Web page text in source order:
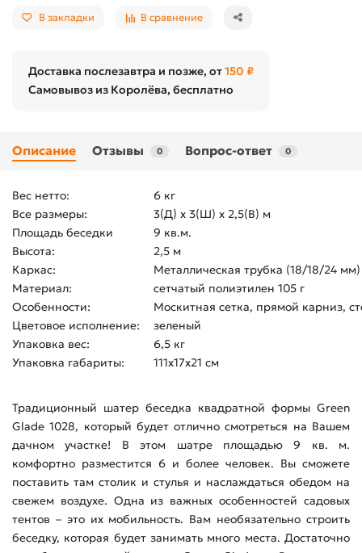
В закладки В сравнение
Доставка послезавтра и позже, от150 ₽
Самовывоз из Королёва, бесплатно
Описание Отзывы 0 Вопрос-ответ 0
Вес нетто:
6 кг
Все размеры:
3(Д) х 3(Ш) х 2,5(В) м
Площадь беседки
9 кв.м.
Высота:
2,5 м
Каркас:
Металлическая трубка (18/18/24 мм)
Материал:
сетчатый полиэтилен 105 г
Особенности:
Москитная сетка, прямой карниз,
Цветовое исполнение:
зеленый
Упаковка вес:
6,5 кг
Упаковка габариты:
111х17х21 см
Традиционный шатер беседка квадратной формы Green
Glade 1028, который будет отлично смотреться на Вашем
дачном участке! В этом шатре площадью 9 кв. м.
комфортно разместится 6 и более человек. Вы сможете
поставить там столик и стулья и наслаждаться обедом на
свежем воздухе. Одна из важных особенностей садовых
тентов – это их мобильность. Вам необязательно строить
беседку, которая будет занимать много места. Достаточно